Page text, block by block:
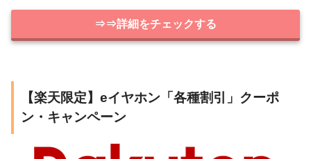
⇒⇒詳細をチェックする
【楽天限定】eイヤホン「各種割引」クーポ
ン・キャンペーン